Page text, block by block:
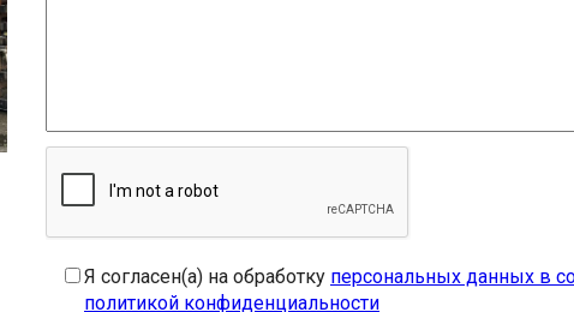
Я согласен(а) на обработку персональных данных в
политикой конфиденциальности